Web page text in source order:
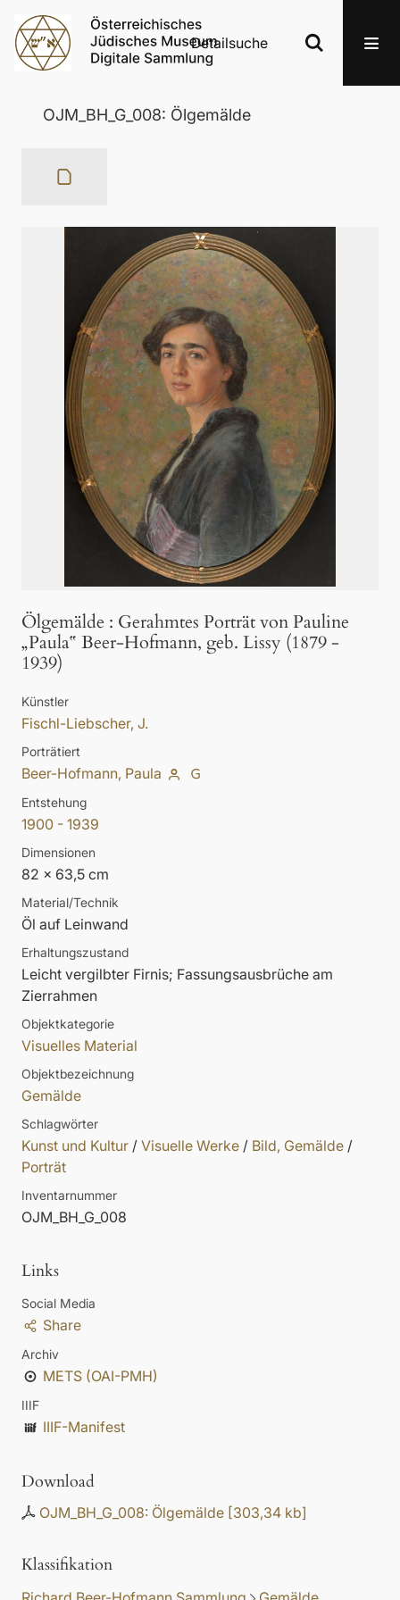
Detailsuche
OJM_BH_G_008: Ölgemälde
Ölgemälde : Gerahmtes Porträt von Pauline
„Paula‟ Beer-Hofmann, geb. Lissy (1879 -
1939)
Künstler
Fischl-Liebscher, J.
Porträtiert
Beer-Hofmann, Paula
Entstehung
1900 - 1939
Dimensionen
82 x 63,5 cm
Material/Technik
Öl auf Leinwand
Erhaltungszustand
Leicht vergilbter Firnis; Fassungsausbrüche am
Zierrahmen
Objektkategorie
Visuelles Material
Objektbezeichnung
Gemälde
Schlagwörter
Kunst und Kultur / Visuelle Werke / Bild, Gemälde /
Porträt
Inventarnummer
OJM_BH_G_008
Links
Social Media
Share
Archiv
METS (OAI-PMH)
IIIF
IIIF-Manifest
Download
OJM_BH_G_008: Ölgemälde [303,34 kb]
Klassifikation